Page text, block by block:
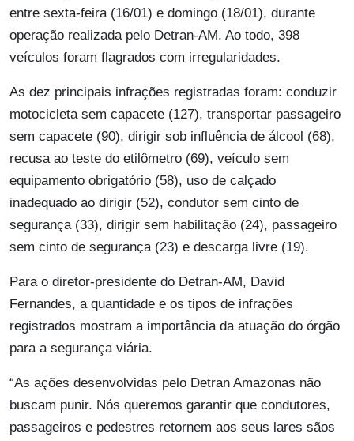
entre sexta-feira (16/01) e domingo (18/01), durante
operação realizada pelo Detran-AM. Ao todo, 398
veículos foram flagrados com irregularidades.
As dez principais infrações registradas foram: conduzir
motocicleta sem capacete (127), transportar passageiro
sem capacete (90), dirigir sob influência de álcool (68),
recusa ao teste do etilômetro (69), veículo sem
equipamento obrigatório (58), uso de calçado
inadequado ao dirigir (52), condutor sem cinto de
segurança (33), dirigir sem habilitação (24), passageiro
sem cinto de segurança (23) e descarga livre (19).
Para o diretor-presidente do Detran-AM, David
Fernandes, a quantidade e os tipos de infrações
registrados mostram a importância da atuação do órgão
para a segurança viária.
“As ações desenvolvidas pelo Detran Amazonas não
buscam punir. Nós queremos garantir que condutores,
passageiros e pedestres retornem aos seus lares sãos